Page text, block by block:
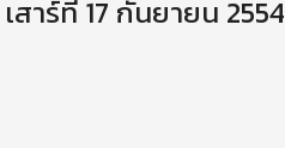
าร์ที่ 17 กันยายน 2554